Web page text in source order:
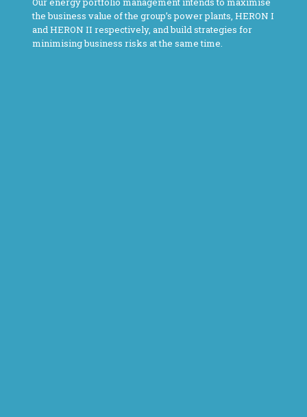
the business value of the group’s power plants, HERON I
and HERON II respectively, and build strategies for
minimising business risks at the same time.